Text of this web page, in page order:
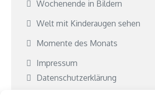
Wochenende in Bildern
Welt mit Kinderaugen sehen
Momente des Monats
Impressum
Datenschutzerklärung